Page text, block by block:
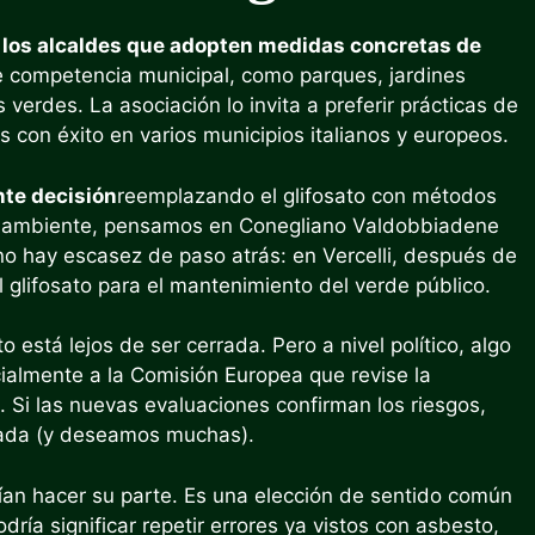
alcaldes que adopten medidas concretas de
municipal, como parques, jardines
La asociación lo invita a preferir prácticas de
éxito en varios municipios italianos y europeos.
decisiónreemplazando el glifosato con métodos
pensamos en Conegliano Valdobbiadene
hay escasez de paso atrás: en Vercelli, después de
para el mantenimiento del verde público.
está lejos de ser cerrada. Pero a nivel político, algo
a la Comisión Europea que revise la
las nuevas evaluaciones confirman los riesgos,
(y deseamos muchas).
hacer su parte. Es una elección de sentido común
significar repetir errores ya vistos con asbesto,